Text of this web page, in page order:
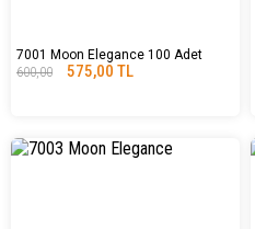
7001 Moon Elegance 100 Adet
600,00
575,00 TL